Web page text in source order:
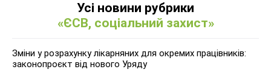
Усі новини рубрики
«ЄСВ, соціальний захист»
Зміни у розрахунку лікарняних для окремих працівників:
законопроєкт від нового Уряду